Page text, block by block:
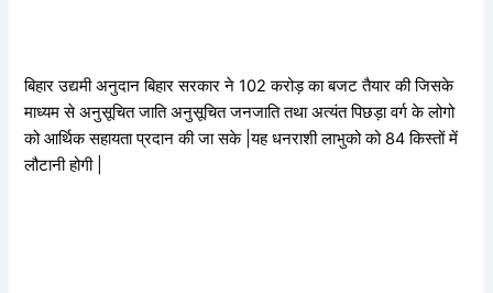
बिहार उद्यमी अनुदान बिहार सरकार ने 102 करोड़ का बजट तैयार की जिसके
माध्यम से अनुसूचित जाति अनुसूचित जनजाति तथा अत्यंत पिछड़ा वर्ग के लोगो
को आर्थिक सहायता प्रदान की जा सके |यह धनराशी लाभुको को 84 किस्तों में
लौटानी होगी |